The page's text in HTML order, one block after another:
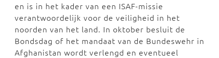
en is in het kader van een ISAF-missie
verantwoordelijk voor de veiligheid in het
noorden van het land. In oktober besluit de
Bondsdag of het mandaat van de Bundeswehr in
Afghanistan wordt verlengd en eventueel